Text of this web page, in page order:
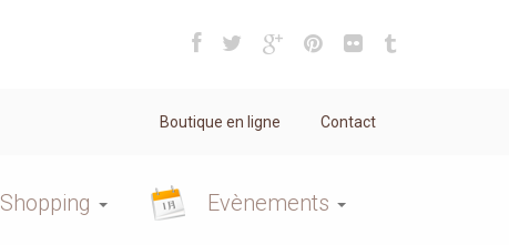
Boutique en ligne Contact
Shopping Evènements